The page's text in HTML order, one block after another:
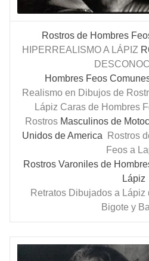
Rostros de Hombres
HIPERREALISMO A LÁPIZ
Hombres Feos
Realismo en Dibujos de
Lápiz Caras de Hombres
Rostros Masculinos de
Unidos de America
Rostros
Feos a
Rostros Varoniles de
Lápiz
Retratos Dibujados a Lápiz
Bigote y